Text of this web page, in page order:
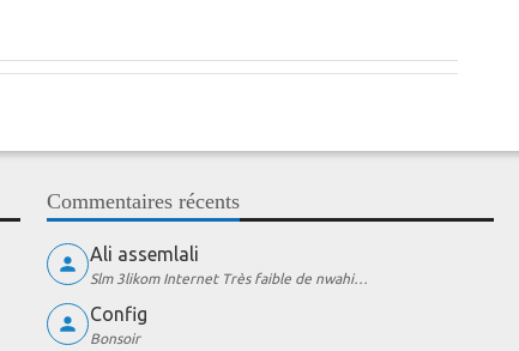
Commentaires récents
Ali assemlali
Slm 3likom Internet Très faible de nwahi…
Config
Bonsoir